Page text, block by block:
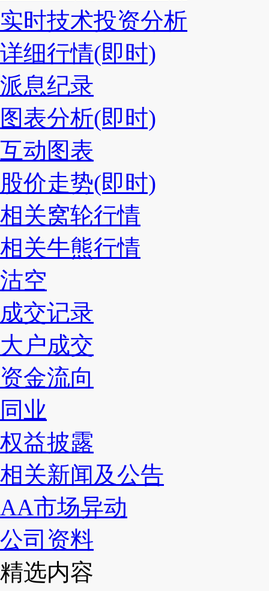
实时技术投资分析
详细行情(即时)
派息纪录
图表分析(即时)
互动图表
股价走势(即时)
相关窝轮行情
相关牛熊行情
沽空
成交记录
大户成交
资金流向
同业
权益披露
相关新闻及公告
AA市场异动
公司资料
精选内容